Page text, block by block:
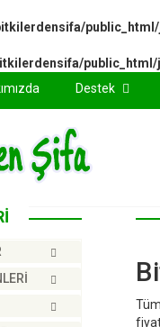
(current)Destek